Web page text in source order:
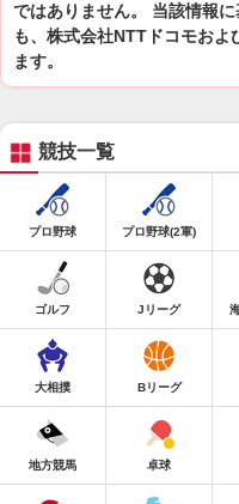
ではありません。 当該情報
も、株式会社NTTドコモお
ます。
競技一覧
プロ野球 プロ野球(2軍)
ゴルフ Jリーグ
大相撲 Bリーグ
地方競馬 卓球